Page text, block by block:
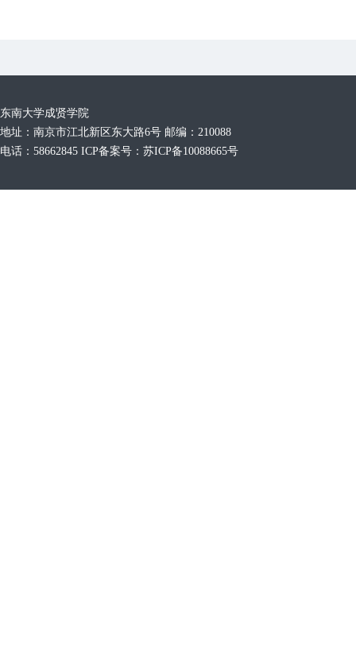
东南大学成贤学院
地址：南京市江北新区东大路6号 邮编：210088
电话：58662845 ICP备案号：苏ICP备10088665号